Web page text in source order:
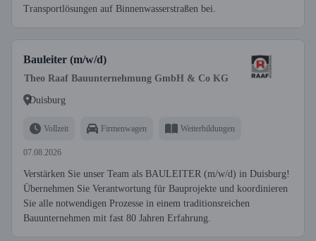
Transportlösungen auf Binnenwasserstraßen bei.
Bauleiter (m/w/d)
Theo Raaf Bauunternehmung GmbH & Co KG
Duisburg
Vollzeit Firmenwagen Weiterbildungen
07.08.2026
Verstärken Sie unser Team als BAULEITER (m/w/d) in Duisburg!
Übernehmen Sie Verantwortung für Bauprojekte und koordinieren
Sie alle notwendigen Prozesse in einem traditionsreichen
Bauunternehmen mit fast 80 Jahren Erfahrung.